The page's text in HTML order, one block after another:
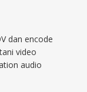
dan encode
video
audio